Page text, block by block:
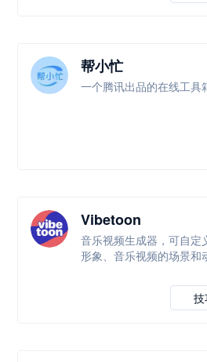
帮小忙
一个腾讯出品的在线工具
Vibetoon
音乐视频生成器，可自定
形象、音乐视频的场景和